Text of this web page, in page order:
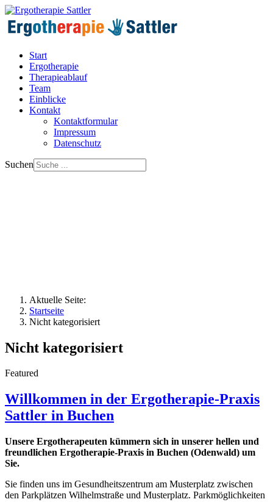
Start
Ergotherapie
Therapieablauf
Team
Einblicke
Kontakt
Kontaktformular
Impressum
Datenschutz
Suchen
Aktuelle Seite:
Startseite
Nicht kategorisiert
Nicht kategorisiert
Featured
Willkommen in der Ergotherapie-Praxis
Sattler in Buchen
Unsere Ergotherapeuten kümmern sich in unserer hellen und
freundlichen Ergotherapie-Praxis in Buchen (Odenwald) um
Sie.
Sie finden uns im Gesundheitszentrum am Musterplatz zwischen
den Parkplätzen Wilhelmstraße und Musterplatz. Parkmöglichkeiten